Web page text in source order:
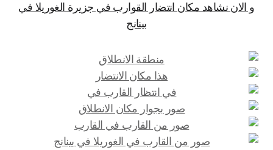
و الان نشاهد مكان انتضار القوارب في جزيرة الغوريلا في
بينانج